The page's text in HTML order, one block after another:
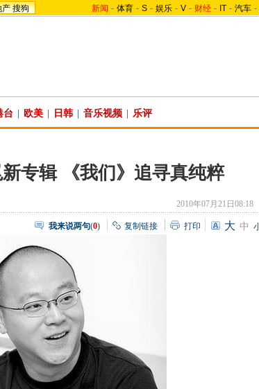
产 搜狗 新闻 - 体育 - S - 娱乐 - V - 财经 - IT - 汽车 -
台 欧美 日韩 音乐视频 乐评
专辑 《我们》追寻真纯粹
2010年07月21日08:18
我来说两句(0) 复制链接 打印 大 中